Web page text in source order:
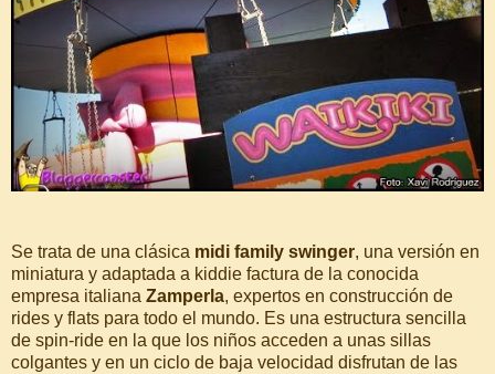
Se trata de una clásica midi family swinger, una versión en
miniatura y adaptada a kiddie factura de la conocida
empresa italiana Zamperla, expertos en construcción de
rides y flats para todo el mundo. Es una estructura sencilla
de spin-ride en la que los niños acceden a unas sillas
colgantes y en un ciclo de baja velocidad disfrutan de las